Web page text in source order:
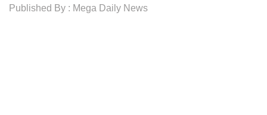
Published By : Mega Daily News